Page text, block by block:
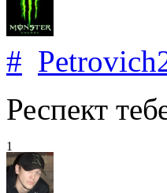
#
Респект
1